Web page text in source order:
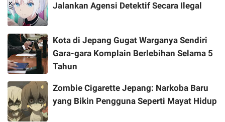
Jalankan Agensi Detektif Secara Ilegal
Kota di Jepang Gugat Warganya Sendiri
Gara-gara Komplain Berlebihan Selama 5
Tahun
Zombie Cigarette Jepang: Narkoba Baru
yang Bikin Pengguna Seperti Mayat Hidup